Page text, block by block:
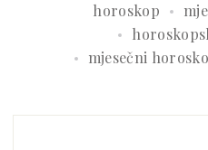
horoskop
mjesečni